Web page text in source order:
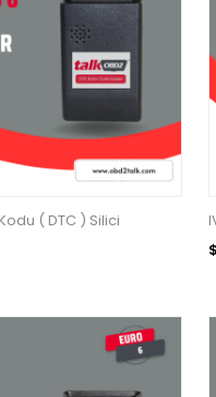
( DTC ) Silici